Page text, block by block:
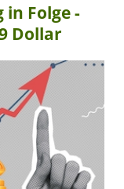
Folge -
Dollar